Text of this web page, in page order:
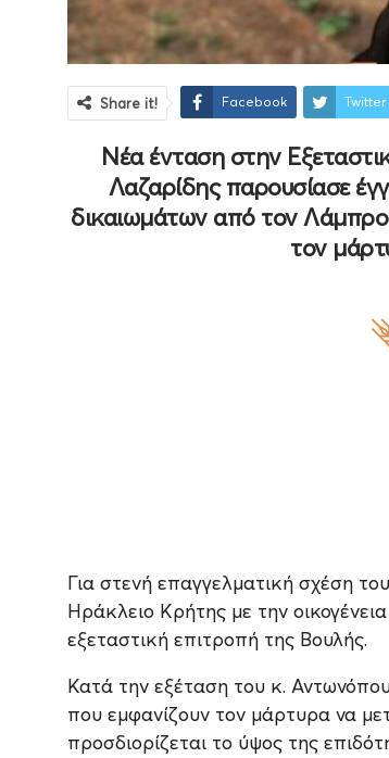
Share it! Facebook Twitter
Νέα ένταση στην
Λαζαρίδης παρουσίασε
δικαιωμάτων από τον
τον
Για στενή επαγγελματική σχέση
Ηράκλειο Κρήτης με την
εξεταστική επιτροπή της Βουλής.
Κατά την εξέταση του κ.
που εμφανίζουν τον μάρτυρα να
προσδιορίζεται το ύψος της